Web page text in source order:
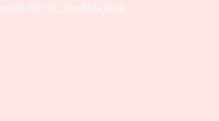
by mt_yoshidajinja